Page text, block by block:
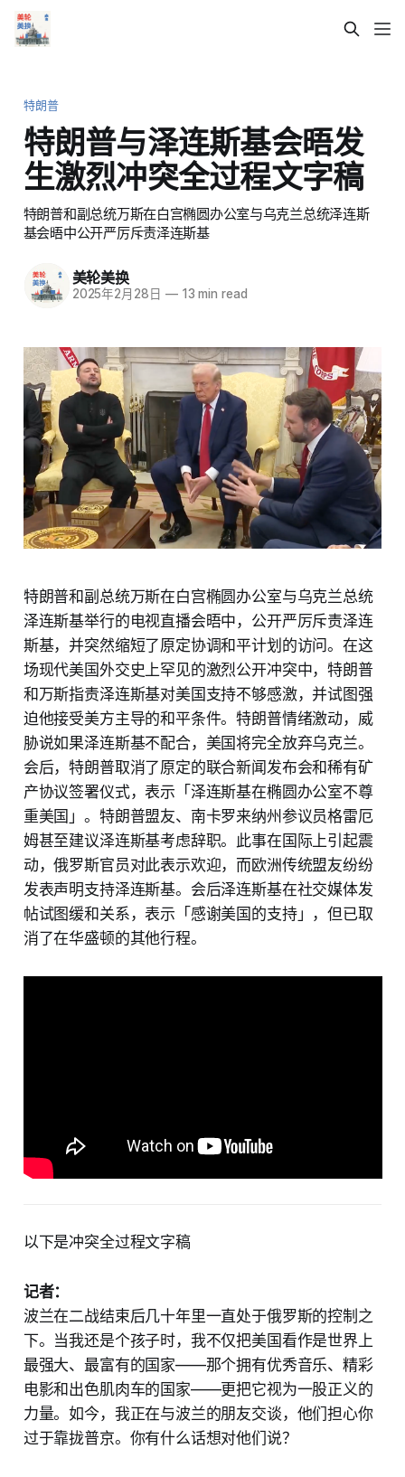
特朗普
特朗普与泽连斯基会晤发
生激烈冲突全过程文字稿
特朗普和副总统万斯在白宫椭圆办公室与乌克兰总统泽连斯
基会晤中公开严厉斥责泽连斯基
美轮美换
2025年2月28日 —13 min read
特朗普和副总统万斯在白宫椭圆办公室与乌克兰总统
泽连斯基举行的电视直播会晤中，公开严厉斥责泽连
斯基，并突然缩短了原定协调和平计划的访问。在这
场现代美国外交史上罕见的激烈公开冲突中，特朗普
和万斯指责泽连斯基对美国支持不够感激，并试图强
迫他接受美方主导的和平条件。特朗普情绪激动，威
胁说如果泽连斯基不配合，美国将完全放弃乌克兰。
会后，特朗普取消了原定的联合新闻发布会和稀有矿
产协议签署仪式，表示「泽连斯基在椭圆办公室不尊
重美国」。特朗普盟友、南卡罗来纳州参议员格雷厄
姆甚至建议泽连斯基考虑辞职。此事在国际上引起震
动，俄罗斯官员对此表示欢迎，而欧洲传统盟友纷纷
发表声明支持泽连斯基。会后泽连斯基在社交媒体发
帖试图缓和关系，表示「感谢美国的支持」，但已取
消了在华盛顿的其他行程。
以下是冲突全过程文字稿
记者：
波兰在二战结束后几十年里一直处于俄罗斯的控制之
下。当我还是个孩子时，我不仅把美国看作是世界上
最强大、最富有的国家——那个拥有优秀音乐、精彩
电影和出色肌肉车的国家——更把它视为一股正义的
力量。如今，我正在与波兰的朋友交谈，他们担心你
过于靠拢普京。你有什么话想对他们说？